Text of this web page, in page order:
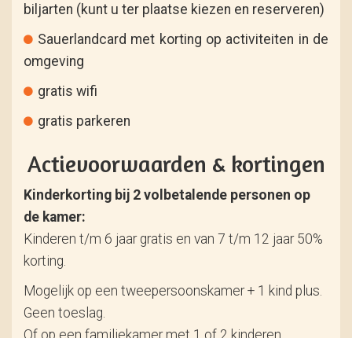
biljarten (kunt u ter plaatse kiezen en reserveren)
Sauerlandcard met korting op activiteiten in de
omgeving
gratis wifi
gratis parkeren
Actievoorwaarden & kortingen
Kinderkorting bij 2 volbetalende personen op
de kamer:
Kinderen t/m 6 jaar gratis en van 7 t/m 12 jaar 50%
korting.
Mogelijk op een tweepersoonskamer + 1 kind plus.
Geen toeslag.
Of op een familiekamer met 1 of 2 kinderen.